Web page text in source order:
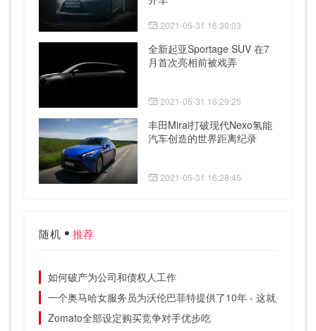
2021-05-31 16:30:03
全新起亚Sportage SUV 在7
月首次亮相前被戏弄
2021-05-31 16:29:25
丰田Mirai打破现代Nexo氢能
汽车创造的世界距离纪录
2021-05-31 16:28:45
随机 推荐
如何破产为公司和债权人工作
一个奥马哈女服务员为沃伦巴菲特提供了10年 - 这就是她从
Zomato全部设定购买竞争对手优步吃